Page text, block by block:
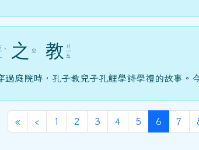
ˊ 之 ㄓ 教 ㄐ
ㄧ
ㄠ
過庭院時，孔子教兒子孔鯉學詩學禮的故事。
«第一頁
‹上一頁
1 2 3 4 5 6(目前頁
7